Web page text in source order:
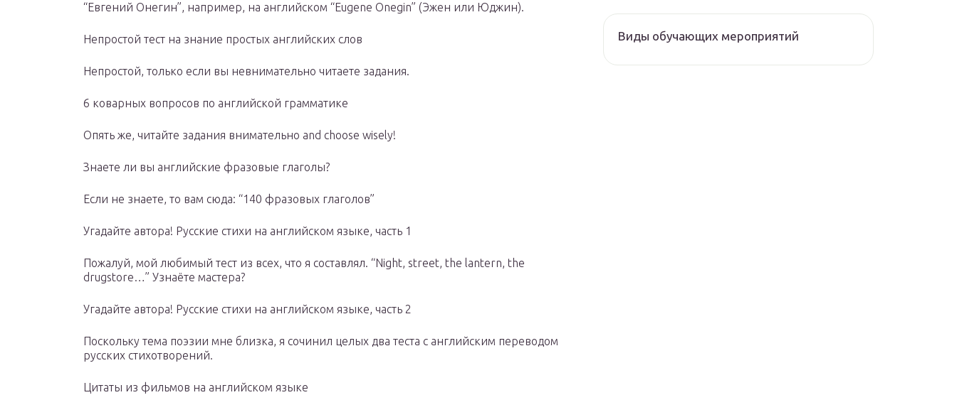
“Евгений Онегин”, например, на английском “Eugene Onegin” (Эжен или Юджин).
Непростой тест на знание простых английских слов
Непростой, только если вы невнимательно читаете задания.
6 коварных вопросов по английской грамматике
Опять же, читайте задания внимательно and choose wisely!
Знаете ли вы английские фразовые глаголы?
Если не знаете, то вам сюда: “140 фразовых глаголов”
Угадайте автора! Русские стихи на английском языке, часть 1
Пожалуй, мой любимый тест из всех, что я составлял. “Night, street, the lantern, the
drugstore…” Узнаёте мастера?
Угадайте автора! Русские стихи на английском языке, часть 2
Поскольку тема поэзии мне близка, я сочинил целых два теста с английским переводом
русских стихотворений.
Цитаты из фильмов на английском языке
Виды обучающих мероприятий